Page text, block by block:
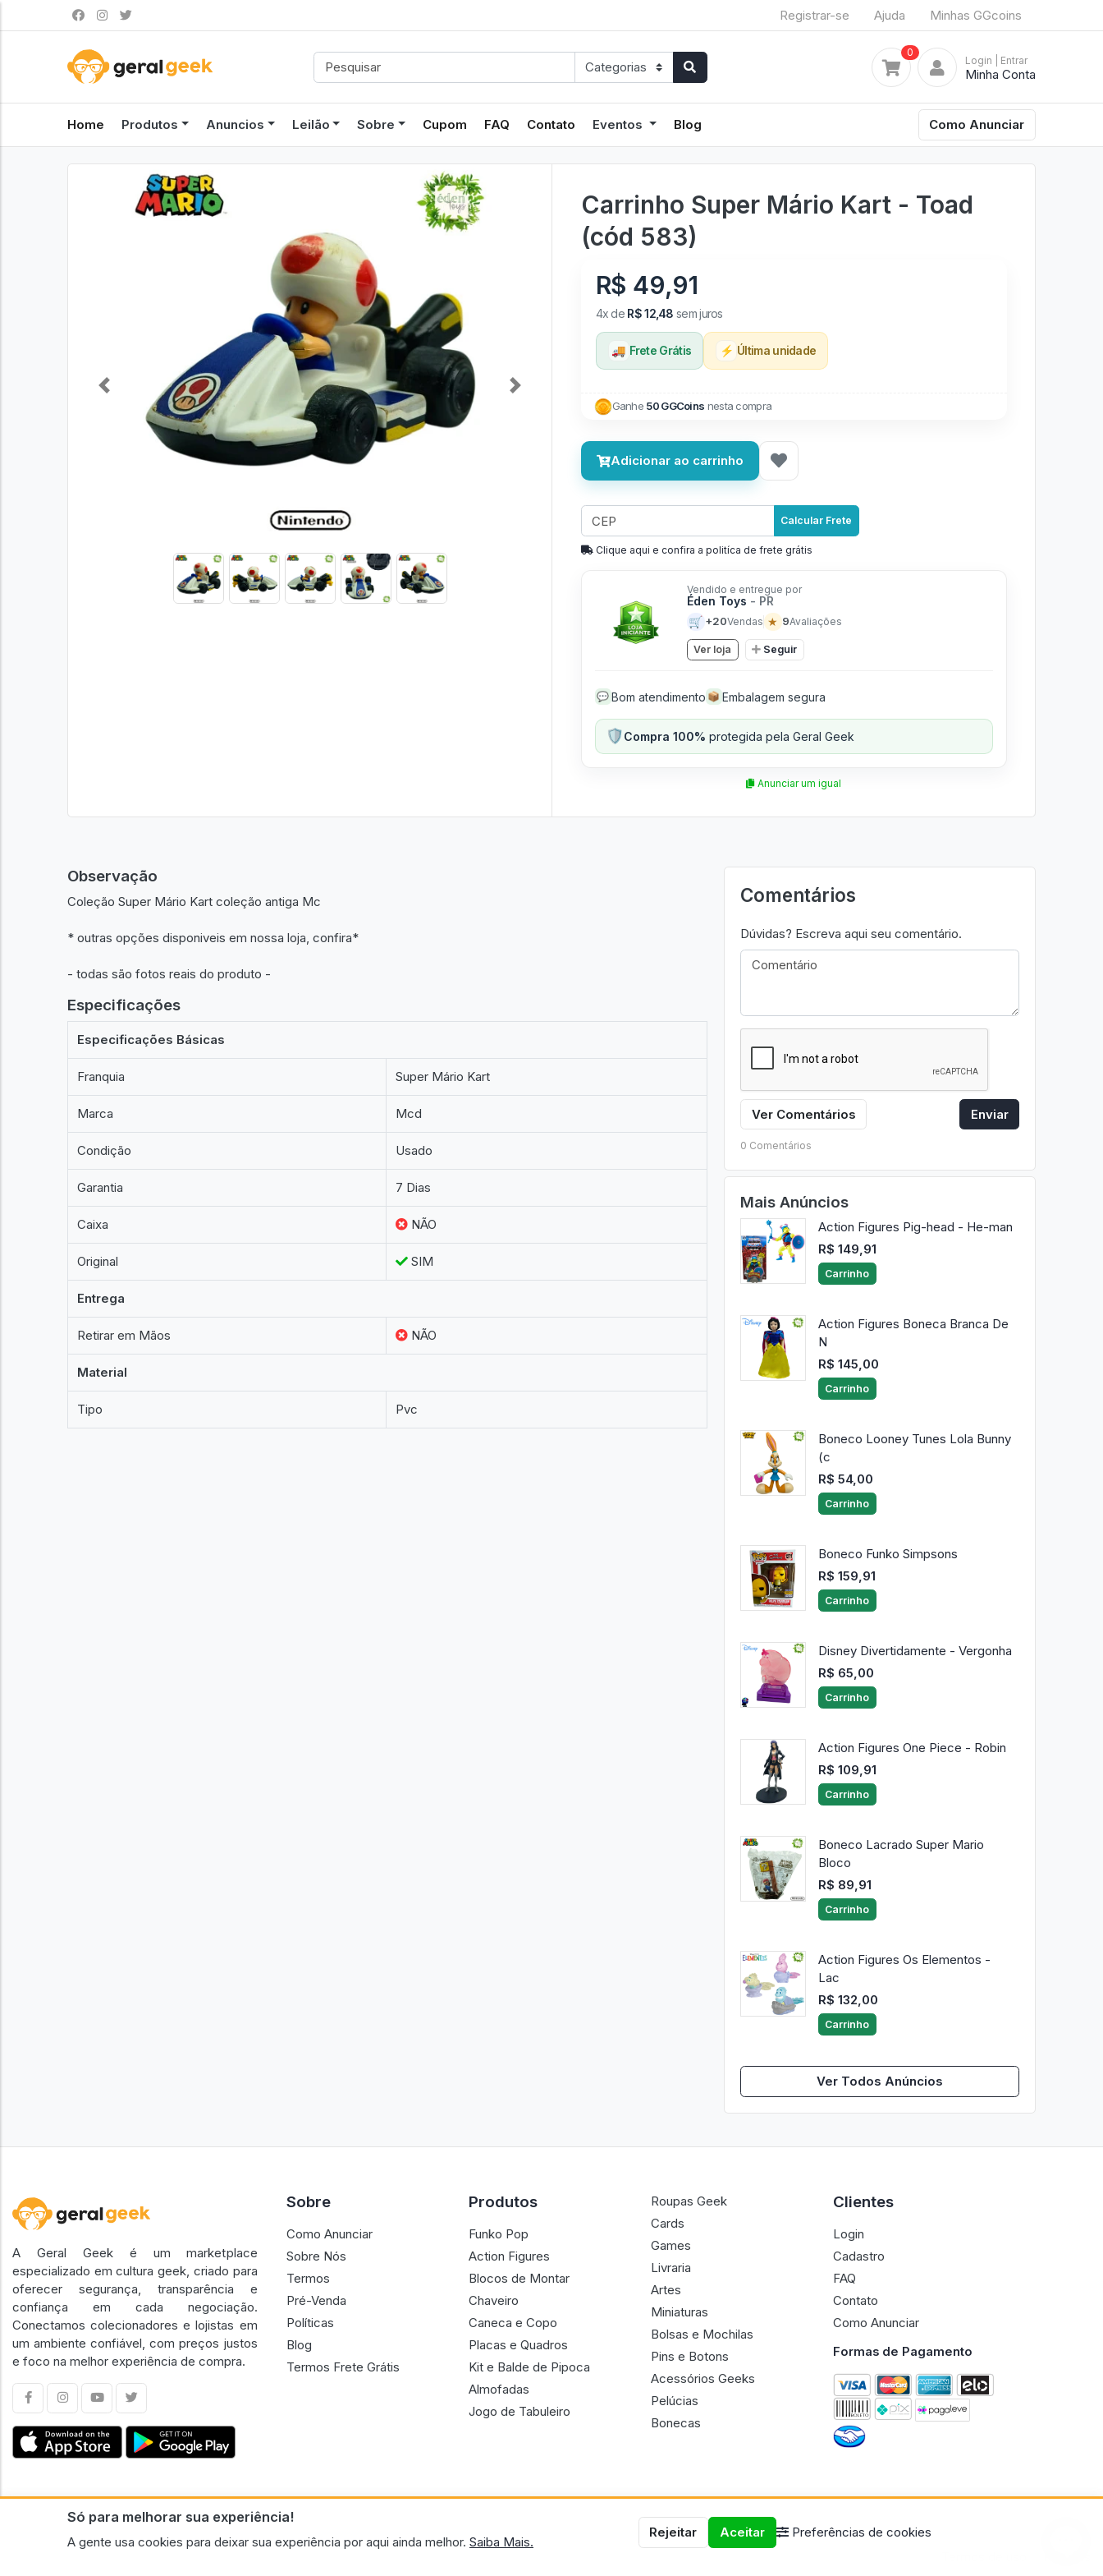
Registrar-se Ajuda Minhas GGcoins
0
Login | Entrar
Minha Conta
Home Produtos Anuncios Leilão Sobre Cupom FAQ Contato Eventos Blog Como Anunciar
Previous Next
Carrinho Super Mário Kart - Toad
(cód 583)
R$ 49,91
4x de R$ 12,48 sem juros
🚚 Frete Grátis ⚡ Última unidade
Ganhe 50 GGCoins nesta compra
Adicionar ao carrinho
Calcular Frete
Clique aqui e confira a politíca de frete grátis
Vendido e entregue por
Éden Toys - PR
🛒 +20Vendas ★ 9Avaliações
Ver loja Seguir
💬 Bom atendimento 📦 Embalagem segura
🛡️Compra 100% protegida pela Geral Geek
Anunciar um igual
Observação
Coleção Super Mário Kart coleção antiga Mc
* outras opções disponiveis em nossa loja, confira*
- todas são fotos reais do produto -
Especificações
Especificações Básicas
Franquia Super Mário Kart
Marca Mcd
Condição Usado
Garantia 7 Dias
Caixa NÃO
Original SIM
Entrega
Retirar em Mãos NÃO
Material
Tipo Pvc
Comentários
Dúvidas? Escreva aqui seu comentário.
Ver Comentários Enviar
0 Comentários
Mais Anúncios
Action Figures Pig-head - He-man
R$ 149,91
Carrinho
Action Figures Boneca Branca De
N
R$ 145,00
Carrinho
Boneco Looney Tunes Lola Bunny
(c
R$ 54,00
Carrinho
Boneco Funko Simpsons
R$ 159,91
Carrinho
Disney Divertidamente - Vergonha
R$ 65,00
Carrinho
Action Figures One Piece - Robin
R$ 109,91
Carrinho
Boneco Lacrado Super Mario
Bloco
R$ 89,91
Carrinho
Action Figures Os Elementos -
Lac
R$ 132,00
Carrinho
Ver Todos Anúncios
Só para melhorar sua experiência!
A gente usa cookies para deixar sua experiência por aqui ainda melhor. Saiba Mais.
Rejeitar Aceitar Preferências de cookies
A Geral Geek é um marketplace
especializado em cultura geek, criado para
oferecer segurança, transparência e
confiança em cada negociação.
Conectamos colecionadores e lojistas em
um ambiente confiável, com preços justos
e foco na melhor experiência de compra.
Sobre
Como Anunciar
Sobre Nós
Termos
Pré-Venda
Políticas
Blog
Termos Frete Grátis
Produtos
Funko Pop
Action Figures
Blocos de Montar
Chaveiro
Caneca e Copo
Placas e Quadros
Kit e Balde de Pipoca
Almofadas
Jogo de Tabuleiro
Roupas Geek
Cards
Games
Livraria
Artes
Miniaturas
Bolsas e Mochilas
Pins e Botons
Acessórios Geeks
Pelúcias
Bonecas
Clientes
Login
Cadastro
FAQ
Contato
Como Anunciar
Formas de Pagamento
CNPJ n.º 30.220.458/0001-17 - GERAL GEEK PORTAL ELETRONICO LTDA.